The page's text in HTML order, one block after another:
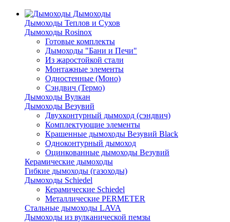
Дымоходы
Дымоходы Теплов и Сухов
Дымоходы Rosinox
Готовые комплекты
Дымоходы "Бани и Печи"
Из жаростойкой стали
Монтажные элементы
Одностенные (Моно)
Сэндвич (Термо)
Дымоходы Вулкан
Дымоходы Везувий
Двухконтурный дымоход (сэндвич)
Комплектующие элементы
Крашенные дымоходы Везувий Black
Одноконтурный дымоход
Оцинкованные дымоходы Везувий
Керамические дымоходы
Гибкие дымоходы (газоходы)
Дымоходы Schiedel
Керамические Schiedel
Металлические PERMETER
Стальные дымоходы LAVA
Дымоходы из вулканической пемзы